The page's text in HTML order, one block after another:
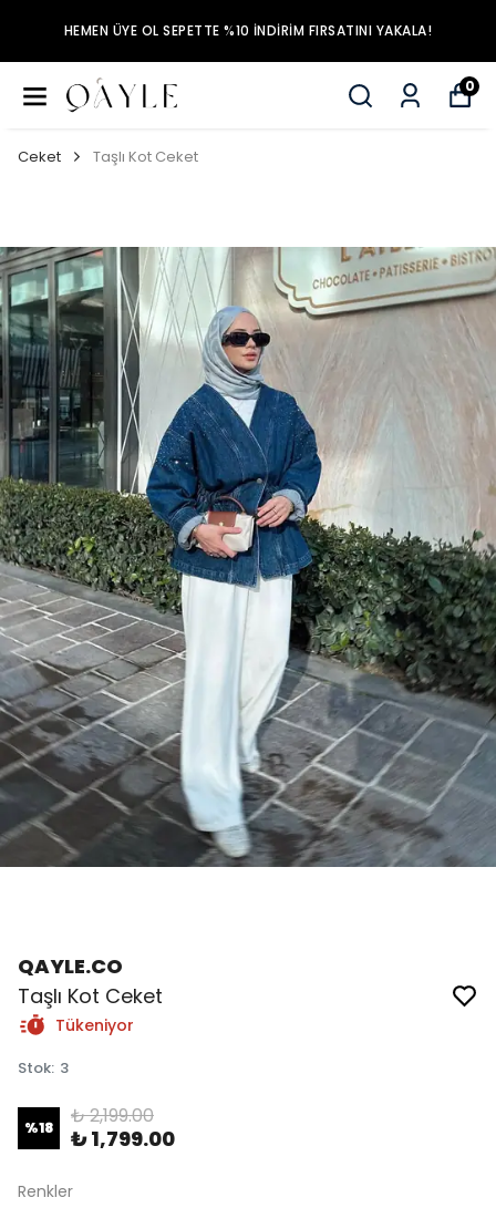
HEMEN ÜYE OL SEPETTE %10 İNDİRİM FIRSATINI YAKALA!
0
Ceket Taşlı Kot Ceket
QAYLE.CO
Taşlı Kot Ceket
Tükeniyor
Stok: 3
%18 ₺ 2,199.00
₺ 1,799.00
Renkler